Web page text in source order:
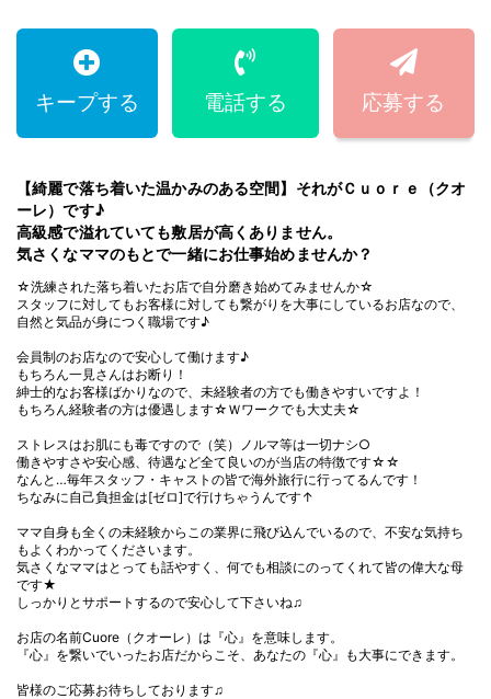
キープする 電話する 応募する
【綺麗で落ち着いた温かみのある空間】それがＣｕｏｒｅ（クオ
ーレ）です♪
高級感で溢れていても敷居が高くありません。
気さくなママのもとで一緒にお仕事始めませんか？
☆洗練された落ち着いたお店で自分磨き始めてみませんか☆
スタッフに対してもお客様に対しても繋がりを大事にしているお店なので、
自然と気品が身につく職場です♪
会員制のお店なので安心して働けます♪
もちろん一見さんはお断り！
紳士的なお客様ばかりなので、未経験者の方でも働きやすいですよ！
もちろん経験者の方は優遇します☆Ｗワークでも大丈夫☆
ストレスはお肌にも毒ですので（笑）ノルマ等は一切ナシ○
働きやすさや安心感、待遇など全て良いのが当店の特徴です☆☆
なんと…毎年スタッフ・キャストの皆で海外旅行に行ってるんです！
ちなみに自己負担金は[ゼロ]で行けちゃうんです↑
ママ自身も全くの未経験からこの業界に飛び込んでいるので、不安な気持ち
もよくわかってくださいます。
気さくなママはとっても話やすく、何でも相談にのってくれて皆の偉大な母
です★
しっかりとサポートするので安心して下さいね♫
お店の名前Cuore（クオーレ）は『心』を意味します。
『心』を繋いでいったお店だからこそ、あなたの『心』も大事にできます。
皆様のご応募お待ちしております♫